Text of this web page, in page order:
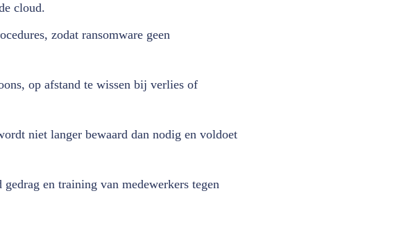
cloud.
zodat ransomware geen
op afstand te wissen bij verlies of
niet langer bewaard dan nodig en voldoet
en training van medewerkers tegen